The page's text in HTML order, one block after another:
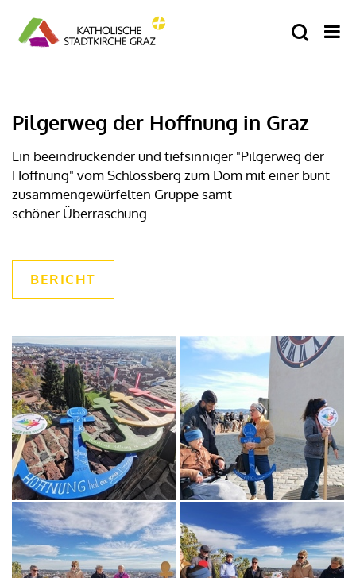
Pilgerweg der Hoffnung in Graz
Ein beeindruckender und tiefsinniger "Pilgerweg der
Hoffnung" vom Schlossberg zum Dom mit einer bunt
zusammengewürfelten Gruppe samt
schöner Überraschung
BERICHT